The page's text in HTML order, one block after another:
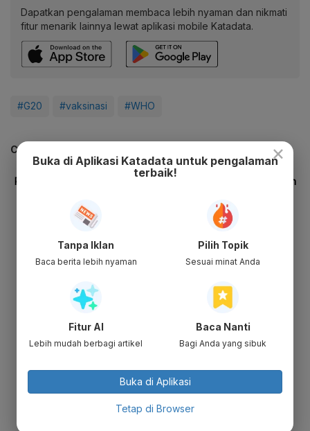
Dapatkan pengalaman membaca lebih nyaman dan nikmati
fitur menarik lainnya lewat aplikasi mobile Katadata.
#G20 #vaksinasi #WHO
CEK JUGA DATA INI ×
Buka di Aplikasi Katadata untuk pengalaman
terbaik!
Tanpa Iklan
Baca berita lebih nyaman
Pilih Topik
Sesuai minat Anda
Fitur AI
Lebih mudah berbagi artikel
Baca Nanti
Bagi Anda yang sibuk
Buka di Aplikasi
Tetap di Browser